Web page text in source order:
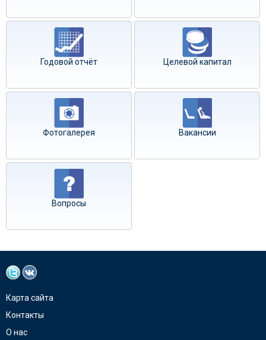
Годовой отчёт Целевой капитал
Фотогалерея Вакансии
Вопросы
Карта сайта
Контакты
О нас